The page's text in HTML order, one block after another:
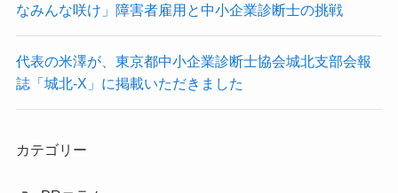
なみんな咲け」障害者雇用と中小企業診断士の挑戦
代表の米澤が、東京都中小企業診断士協会城北支部会報
誌「城北-X」に掲載いただきました
カテゴリー